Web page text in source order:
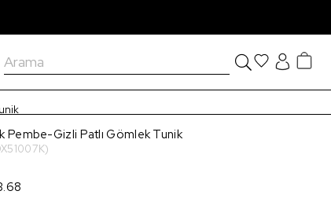
Pembe-Gizli Patlı Gömlek Tunik